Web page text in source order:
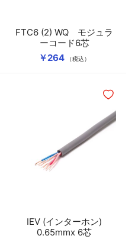
￥264 （税込）
FTC6 (2) WQ モジュラ
ーコード6芯
のリストに追加
IEV (インターホン)
0.65mmx 6芯
ほしい